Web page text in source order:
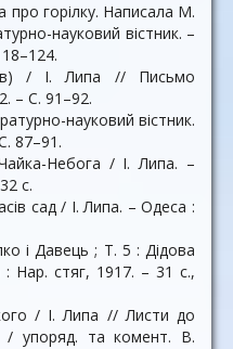
горілку. Написала М.
науковий вістник. –
/ І. Липа // Письмо
– С. 91–92.
науковий вістник.
87–91.
Небога / І. Липа. –
с.
сад / І. Липа. – Одеса :
і Давець ; Т. 5 : Дідова
Нар. стяг, 1917. – 31 с.,
/ І. Липа // Листи до
/ упоряд. та комент. В.